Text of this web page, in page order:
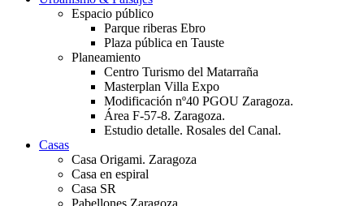
Espacio público
Parque riberas Ebro
Plaza pública en Tauste
Planeamiento
Centro Turismo del Matarraña
Masterplan Villa Expo
Modificación nº40 PGOU Zaragoza.
Área F-57-8. Zaragoza.
Estudio detalle. Rosales del Canal.
Casas
Casa Origami. Zaragoza
Casa en espiral
Casa SR
Pabellones Zaragoza